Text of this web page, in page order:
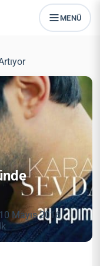
MENÜ
10 Mayıs 2016